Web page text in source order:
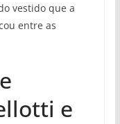
vestido que a
entre as
e